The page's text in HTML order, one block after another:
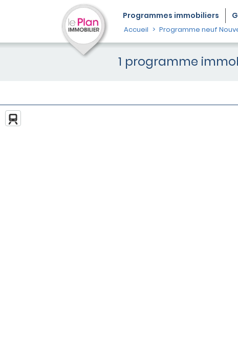
Programmes immobiliers
Accueil Programme neuf
1 programme